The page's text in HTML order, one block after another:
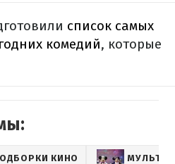
список самых
комедий, которые
КИНО